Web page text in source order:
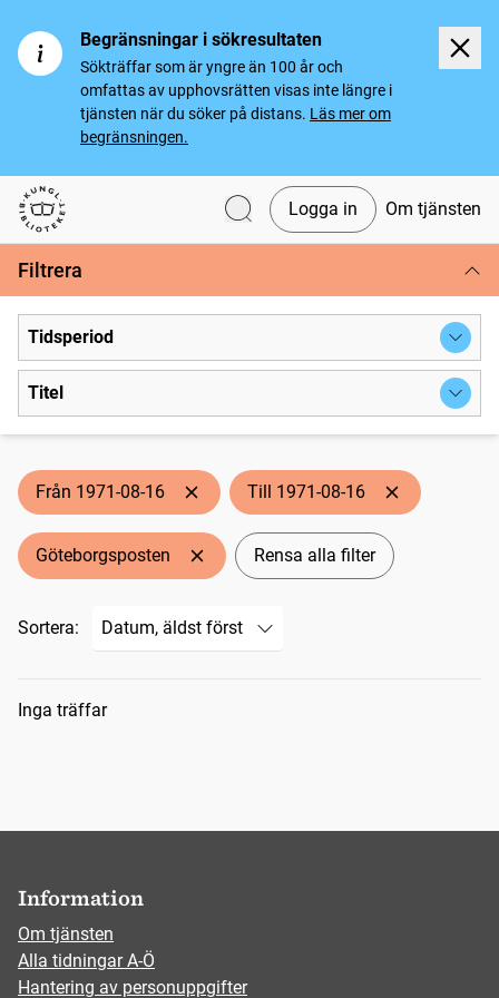
Begränsningar i sökresultaten
Sökträffar som är yngre än 100 år och
omfattas av upphovsrätten visas inte längre i
tjänsten när du söker på distans. Läs mer om
begränsningen.
Svenska tidningar
Logga in Om tjänsten
Filtrera
Tidsperiod
Titel
Från 1971-08-16 Till 1971-08-16
Göteborgsposten Rensa alla filter
Sortera:
Sökresultat
Inga träffar
Information
Om tjänsten
Alla tidningar A-Ö
Hantering av personuppgifter